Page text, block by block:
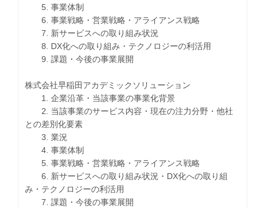
5. 事業体制
6. 事業戦略・営業戦略・アライアンス戦略
7. 新サービスへの取り組み状況
8. DX化への取り組み・テクノロジーの利活用
9. 課題・今後の事業展開
株式会社早稲田アカデミックソリューション
1. 企業沿革・当該事業の事業化背景
2. 当該事業のサービス内容・現在の注力分野・他社
との差別化要素
3. 業況
4. 事業体制
5. 事業戦略・営業戦略・アライアンス戦略
6. 新サービスへの取り組み状況・DX化への取り組
み・テクノロジーの利活用
7. 課題・今後の事業展開